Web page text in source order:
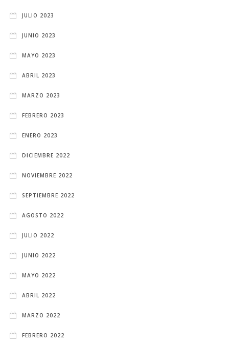
JULIO 2023
JUNIO 2023
MAYO 2023
ABRIL 2023
MARZO 2023
FEBRERO 2023
ENERO 2023
DICIEMBRE 2022
NOVIEMBRE 2022
SEPTIEMBRE 2022
AGOSTO 2022
JULIO 2022
JUNIO 2022
MAYO 2022
ABRIL 2022
MARZO 2022
FEBRERO 2022